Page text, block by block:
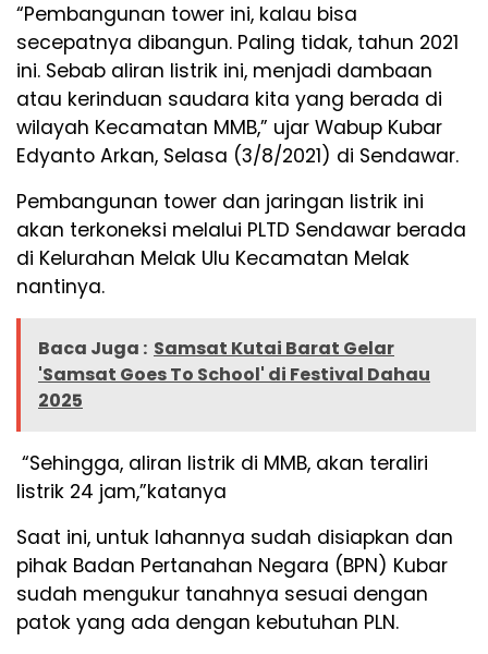
“Pembangunan tower ini, kalau bisa
secepatnya dibangun. Paling tidak, tahun 2021
ini. Sebab aliran listrik ini, menjadi dambaan
atau kerinduan saudara kita yang berada di
wilayah Kecamatan MMB,” ujar Wabup Kubar
Edyanto Arkan, Selasa (3/8/2021) di Sendawar.
Pembangunan tower dan jaringan listrik ini
akan terkoneksi melalui PLTD Sendawar berada
di Kelurahan Melak Ulu Kecamatan Melak
nantinya.
Baca Juga : Samsat Kutai Barat Gelar
'Samsat Goes To School' di Festival Dahau
2025
“Sehingga, aliran listrik di MMB, akan teraliri
listrik 24 jam,”katanya
Saat ini, untuk lahannya sudah disiapkan dan
pihak Badan Pertanahan Negara (BPN) Kubar
sudah mengukur tanahnya sesuai dengan
patok yang ada dengan kebutuhan PLN.